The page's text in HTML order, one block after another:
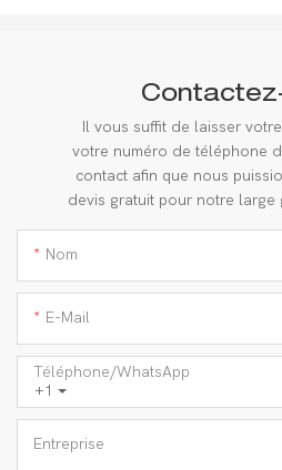
Il vous suffit de laisser
votre numéro de téléphone
contact afin que nous
devis gratuit pour notre large
Nom
E-Mail
+1
Téléphone/WhatsApp
Entreprise